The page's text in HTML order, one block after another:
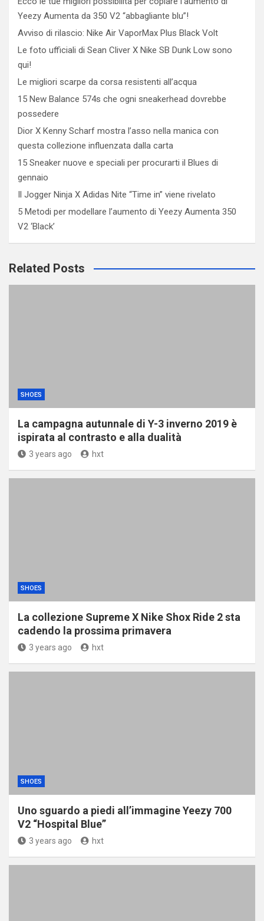
Yeezy Aumenta da 350 V2 “abbagliante blu”!
Avviso di rilascio: Nike Air VaporMax Plus Black Volt
Le foto ufficiali di Sean Cliver X Nike SB Dunk Low sono
qui!
Le migliori scarpe da corsa resistenti all’acqua
15 New Balance 574s che ogni sneakerhead dovrebbe
possedere
Dior X Kenny Scharf mostra l’asso nella manica con
questa collezione influenzata dalla carta
15 Sneaker nuove e speciali per procurarti il ​​Blues di
gennaio
Il Jogger Ninja X Adidas Nite “Time in” viene rivelato
5 Metodi per modellare l’aumento di Yeezy Aumenta 350
V2 ‘Black’
Related Posts
SHOES
La campagna autunnale di Y-3 inverno 2019 è
ispirata al contrasto e alla dualità
3 years ago hxt
SHOES
La collezione Supreme X Nike Shox Ride 2 sta
cadendo la prossima primavera
3 years ago hxt
SHOES
Uno sguardo a piedi all’immagine Yeezy 700
V2 “Hospital Blue”
3 years ago hxt